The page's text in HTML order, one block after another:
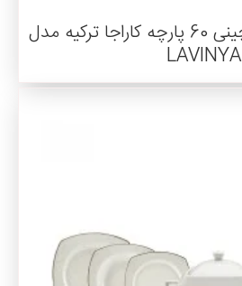
سرویس غذاخوری چینی 60 پارچه کاراجا ترکیه مدل
LAVINYA